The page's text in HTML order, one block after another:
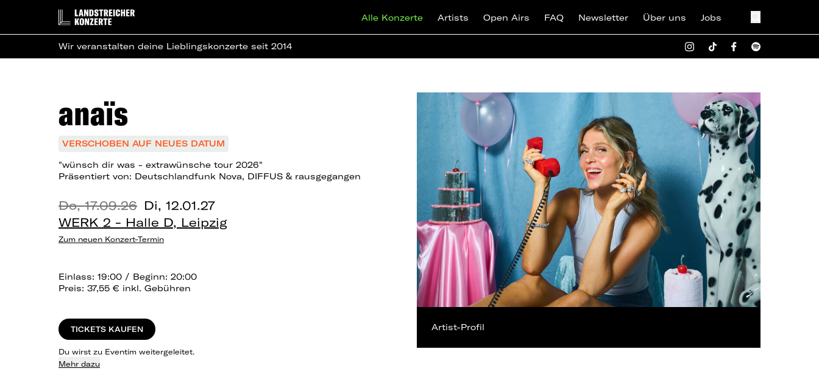
Alle Konzerte Artists Open Airs FAQ Newsletter Über uns Jobs
Wir veranstalten deine Lieblingskonzerte seit 2014
anaïs
VERSCHOBEN AUF NEUES DATUM
"wünsch dir was - extrawünsche tour 2026"
Präsentiert von: Deutschlandfunk Nova, DIFFUS & rausgegangen
Do, 17.09.26 Di, 12.01.27
WERK 2 - Halle D, Leipzig
Zum neuen Konzert-Termin
Einlass: 19:00 / Beginn: 20:00
Preis: 37,55 € inkl. Gebühren
TICKETS KAUFEN
Du wirst zu Eventim weitergeleitet.
Mehr dazu
Artist-Profil